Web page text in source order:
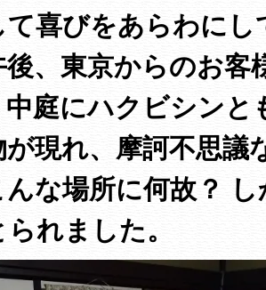
て喜びをあらわに
後、東京からのお客
中庭にハクビシンと
が現れ、摩訶不思
んな場所に何故？
れました。